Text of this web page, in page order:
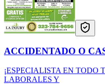
ACCIDENTADO O
¡ESPECIALISTA EN TODO
LABORALES Y